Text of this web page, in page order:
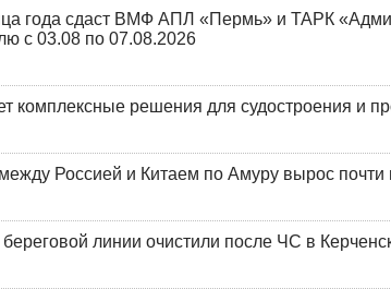
года сдаст ВМФ АПЛ «Пермь» и ТАРК
с 03.08 по 07.08.2026
комплексные решения для судостроения и
Россией и Китаем по Амуру вырос почти
линии очистили после ЧС в